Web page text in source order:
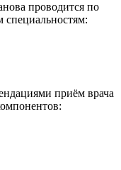
проводится по
специальностям:
приём врача